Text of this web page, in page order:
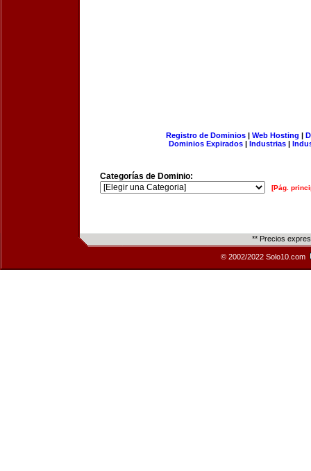
Registro de Dominios| Web Hosting |
Dominios Expirados | Industrias |
Categorías de Dominio:
[Pág.
** Precios
© 2002/2022 Solo10.com